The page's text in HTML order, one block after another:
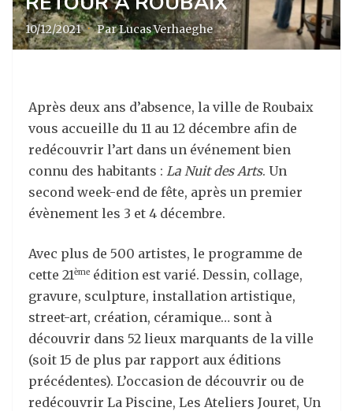
10/12/2021 · Par Lucas Verhaeghe
Après deux ans d’absence, la ville de Roubaix
vous accueille du 11 au 12 décembre afin de
redécouvrir l’art dans un événement bien
connu des habitants : La Nuit des Arts. Un
second week-end de fête, après un premier
évènement les 3 et 4 décembre.
Avec plus de 500 artistes, le programme de
cette 21ème édition est varié. Dessin, collage,
gravure, sculpture, installation artistique,
street-art, création, céramique… sont à
découvrir dans 52 lieux marquants de la ville
(soit 15 de plus par rapport aux éditions
précédentes). L’occasion de découvrir ou de
redécouvrir La Piscine, Les Ateliers Jouret, Un